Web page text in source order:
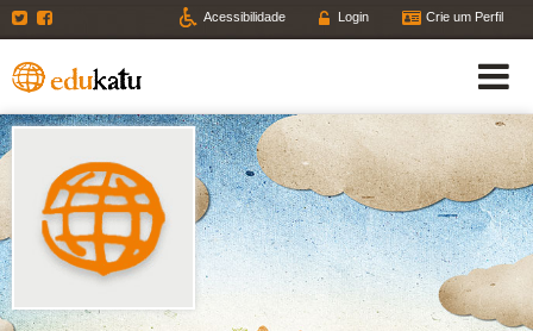
Twitter Acessibilidade Login Crie um Perfil